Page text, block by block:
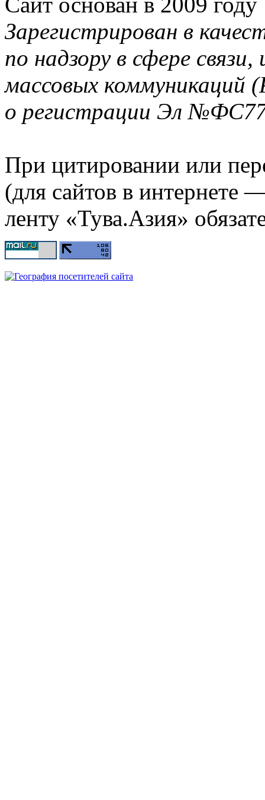
Зарегистрирован в
по надзору в сфере
массовых коммуникаций
о регистрации Эл
При цитировании или
(для сайтов в интернете
ленту «Тува.Азия»